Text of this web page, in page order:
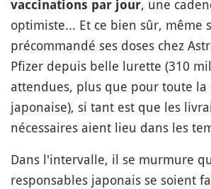
vaccinations par jour, une
optimiste... Et ce bien sûr, même
précommandé ses doses chez
Pfizer depuis belle lurette (310
attendues, plus que pour toute
japonaise), si tant est que les
nécessaires aient lieu dans les
Dans l'intervalle, il se murmure
responsables japonais se soient